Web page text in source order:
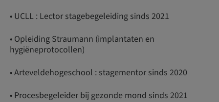
• UCLL : Lector stagebegeleiding sinds 2021
• Opleiding Straumann (implantaten en
hygiëneprotocollen)
• Arteveldehogeschool : stagementor sinds 2020
• Procesbegeleider bij gezonde mond sinds 2021